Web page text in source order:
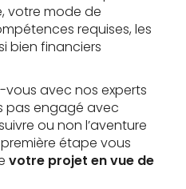
votre mode de
requises, les
bien financiers
vous avec nos experts
pas engagé avec
ou non l’aventure
première étape vous
votre projet en vue de